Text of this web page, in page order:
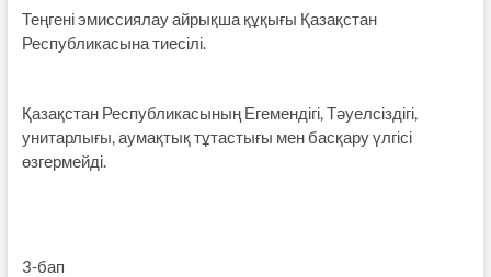
Теңгені эмиссиялау айрықша құқығы Қазақстан
Республикасына тиесілі.
Қазақстан Республикасының Егемендігі, Тәуелсіздігі,
унитарлығы, аумақтық тұтастығы мен басқару үлгісі
өзгермейді.
3-бап